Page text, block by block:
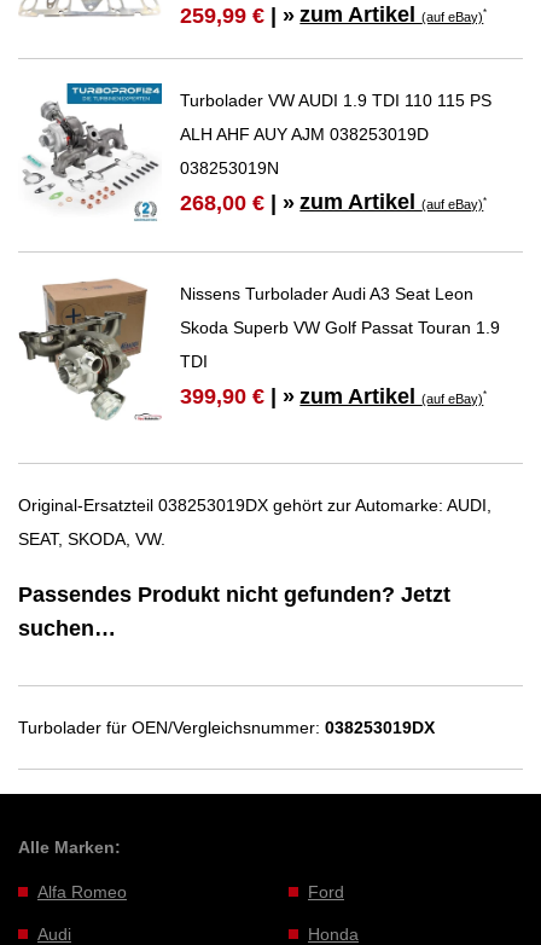
259,99 € | » zum Artikel(auf eBay)*
Turbolader VW AUDI 1.9 TDI 110 115 PS
ALH AHF AUY AJM 038253019D
038253019N
268,00 € | » zum Artikel(auf eBay)*
Nissens Turbolader Audi A3 Seat Leon
Skoda Superb VW Golf Passat Touran 1.9
TDI
399,90 € | » zum Artikel(auf eBay)*
Original-Ersatzteil 038253019DX gehört zur Automarke: AUDI,
SEAT, SKODA, VW.
Passendes Produkt nicht gefunden? Jetzt
suchen…
Turbolader für OEN/Vergleichsnummer: 038253019DX
Alle Marken:
Alfa Romeo
Audi
Ford
Honda